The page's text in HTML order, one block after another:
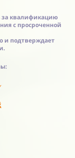
за квалификацию
с просроченной
и подтверждает